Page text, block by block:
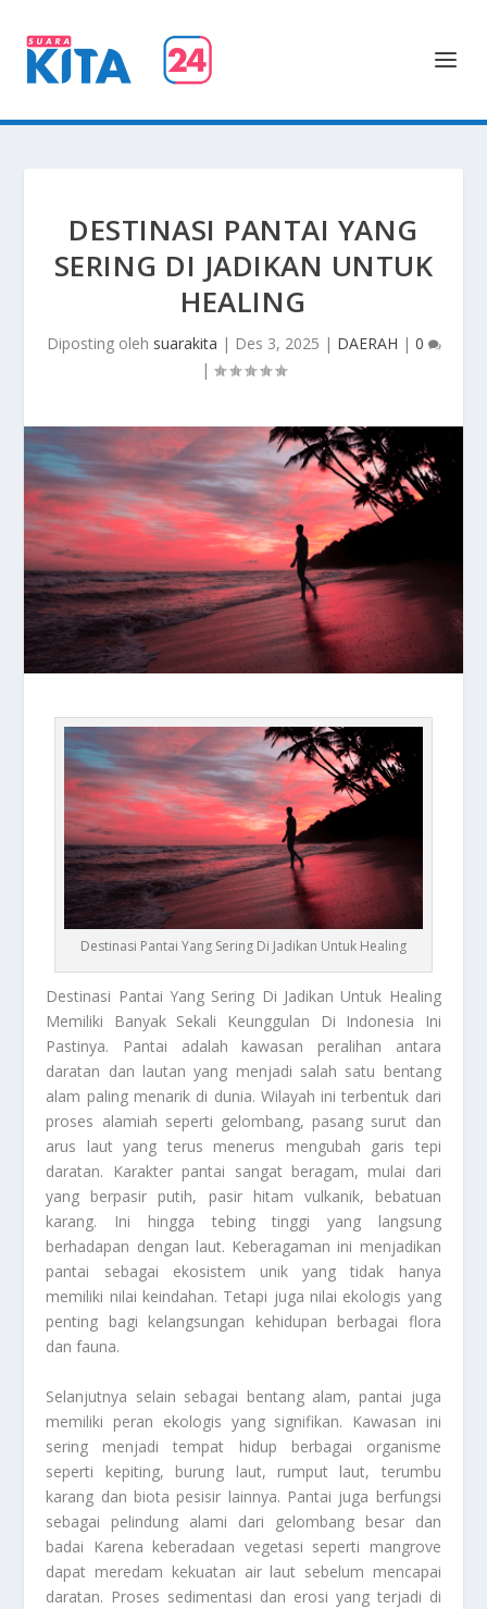
DESTINASI PANTAI YANG
SERING DI JADIKAN UNTUK
HEALING
Diposting oleh suarakita | Des 3, 2025 | DAERAH | 0
|
Destinasi Pantai Yang Sering Di Jadikan Untuk Healing
Destinasi Pantai Yang Sering Di Jadikan Untuk Healing
Memiliki Banyak Sekali Keunggulan Di Indonesia Ini
Pastinya. Pantai adalah kawasan peralihan antara
daratan dan lautan yang menjadi salah satu bentang
alam paling menarik di dunia. Wilayah ini terbentuk dari
proses alamiah seperti gelombang, pasang surut dan
arus laut yang terus menerus mengubah garis tepi
daratan. Karakter pantai sangat beragam, mulai dari
yang berpasir putih, pasir hitam vulkanik, bebatuan
karang. Ini hingga tebing tinggi yang langsung
berhadapan dengan laut. Keberagaman ini menjadikan
pantai sebagai ekosistem unik yang tidak hanya
memiliki nilai keindahan. Tetapi juga nilai ekologis yang
penting bagi kelangsungan kehidupan berbagai flora
dan fauna.
Selanjutnya selain sebagai bentang alam, pantai juga
memiliki peran ekologis yang signifikan. Kawasan ini
sering menjadi tempat hidup berbagai organisme
seperti kepiting, burung laut, rumput laut, terumbu
karang dan biota pesisir lainnya. Pantai juga berfungsi
sebagai pelindung alami dari gelombang besar dan
badai Karena keberadaan vegetasi seperti mangrove
dapat meredam kekuatan air laut sebelum mencapai
daratan. Proses sedimentasi dan erosi yang terjadi di